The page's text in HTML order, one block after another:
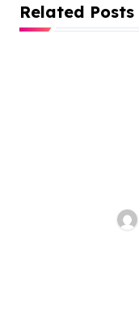
i
Related Posts